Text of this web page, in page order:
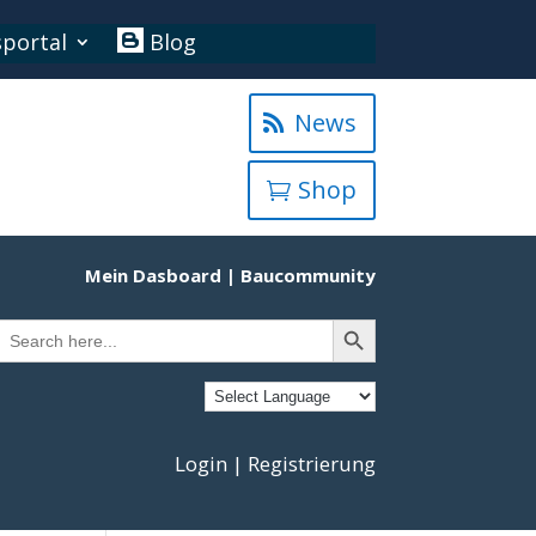
Blog
News
Shop
Mein Dasboard | Baucommunity
Search Button
Login | Registrierung